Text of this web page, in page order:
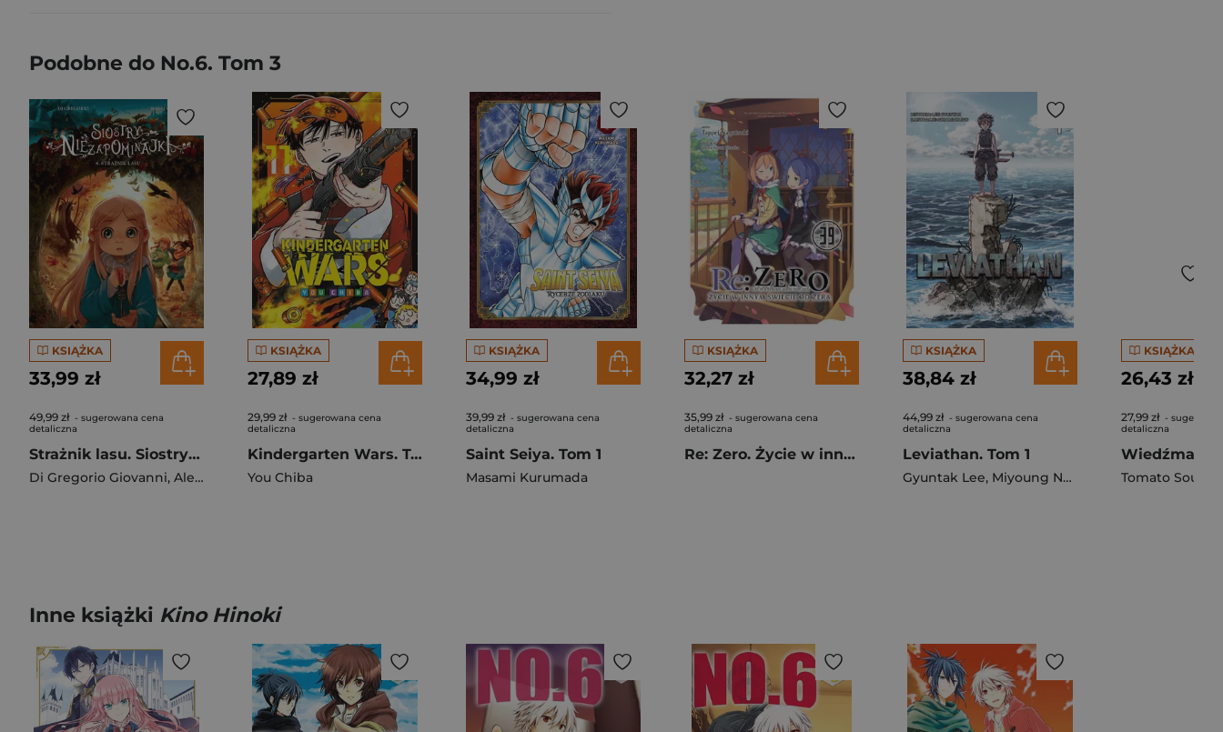
Podobne do No.6. Tom 3
KSIĄŻKA
33,99 zł
49,99 zł - sugerowana cena
detaliczna
Strażnik lasu. Siostry Niezapominajki. Tom 8
Di Gregorio Giovanni, Alessandro Barbucci
KSIĄŻKA
27,89 zł
29,99 zł - sugerowana cena
detaliczna
Kindergarten Wars. Tom 11
You Chiba
KSIĄŻKA
34,99 zł
39,99 zł - sugerowana cena
detaliczna
Saint Seiya. Tom 1
Masami Kurumada
KSIĄŻKA
32,27 zł
35,99 zł - sugerowana cena
detaliczna
Re: Zero. Życie w innym świecie od zera. Light Novel. Tom 39
KSIĄŻKA
38,84 zł
44,99 zł - sugerowana cena
detaliczna
Leviathan. Tom 1
Gyuntak Lee, Miyoung Noh
KSIĄŻKA
26,43 zł
27,99 zł -
detaliczna
Tomato Soup
Inne książki Kino Hinoki